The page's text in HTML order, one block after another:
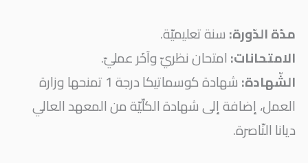
مدّة الدّورة:سنة تعليميّة.
الامتحانات:امتحان نظريّ وآخَر عمليّ.
الشّهادة:
شهادة كوسماتيكا درجة 1 تمنحها وزارة
العمل، إضافة إلى شهادة الكلّيّة من المعهد العالي
ديانا النّاصرة.